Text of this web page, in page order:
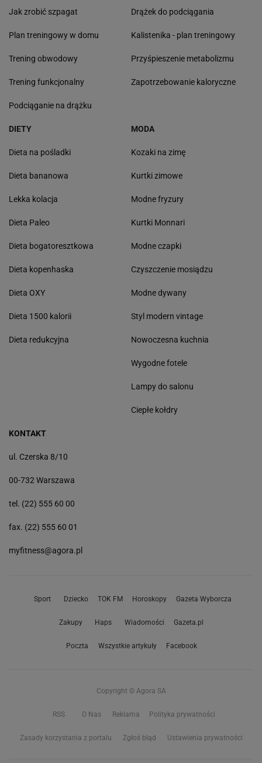
Jak zrobić szpagat
Plan treningowy w domu
Trening obwodowy
Trening funkcjonalny
Podciąganie na drążku
Drążek do podciągania
Kalistenika - plan treningowy
Przyśpieszenie metabolizmu
Zapotrzebowanie kaloryczne
DIETY
Dieta na pośladki
Dieta bananowa
Lekka kolacja
Dieta Paleo
Dieta bogatoresztkowa
Dieta kopenhaska
Dieta OXY
Dieta 1500 kalorii
Dieta redukcyjna
MODA
Kozaki na zimę
Kurtki zimowe
Modne fryzury
Kurtki Monnari
Modne czapki
Czyszczenie mosiądzu
Modne dywany
Styl modern vintage
Nowoczesna kuchnia
Wygodne fotele
Lampy do salonu
Ciepłe kołdry
KONTAKT
ul. Czerska 8/10
00-732 Warszawa
tel. (22) 555 60 00
fax. (22) 555 60 01
myfitness@agora.pl
Sport Dziecko TOK FM Horoskopy Gazeta Wyborcza
Zakupy Haps Wiadomości Gazeta.pl
Poczta Wszystkie artykuły Facebook
Copyright © Agora SA
RSS O Nas Reklama Polityka prywatności
Zasady korzystania z portalu Zgłoś błąd Ustawienia prywatności